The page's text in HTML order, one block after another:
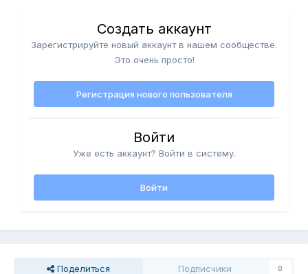
Создать аккаунт
Зарегистрируйте новый аккаунт в нашем сообществе.
Это очень просто!
Регистрация нового пользователя
Войти
Уже есть аккаунт? Войти в систему.
Войти
Поделиться Подписчики 0